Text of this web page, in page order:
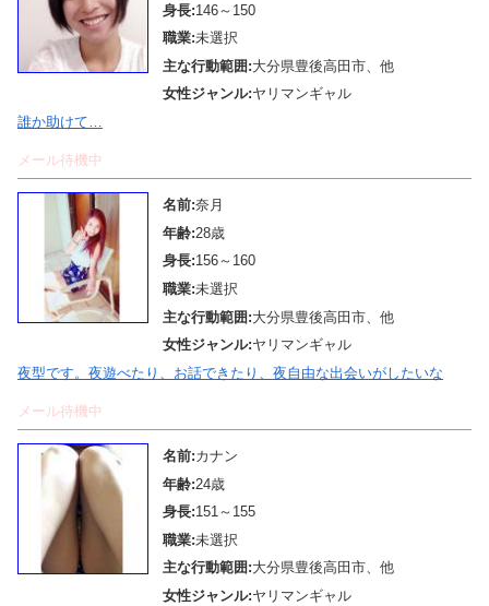
身長:146～150
職業:未選択
主な行動範囲:大分県豊後高田市、他
女性ジャンル:ヤリマンギャル
誰か助けて…
メール待機中
名前:奈月
年齢:28歳
身長:156～160
職業:未選択
主な行動範囲:大分県豊後高田市、他
女性ジャンル:ヤリマンギャル
夜型です。夜遊べたり、お話できたり、夜自由な出会いがしたいな
メール待機中
名前:カナン
年齢:24歳
身長:151～155
職業:未選択
主な行動範囲:大分県豊後高田市、他
女性ジャンル:ヤリマンギャル